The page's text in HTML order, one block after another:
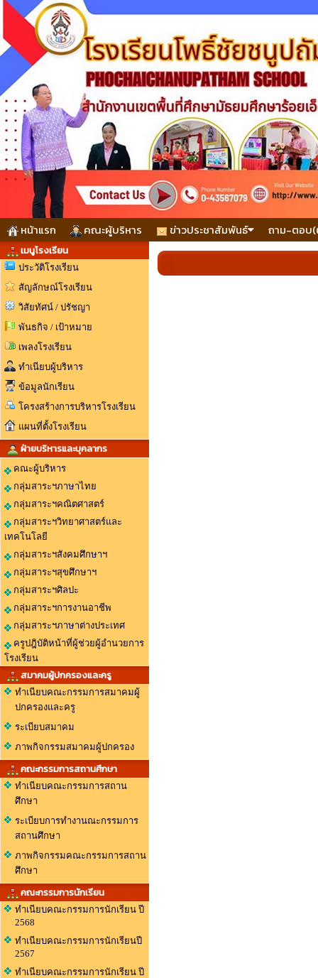
หน้าแรก คณะผู้บริหาร ข่าวประชาสัมพันธ์ ถาม-ตอบ
เมนูโรงเรียน
ประวัติโรงเรียน
สัญลักษณ์โรงเรียน
วิสัยทัศน์ / ปรัชญา
พันธกิจ / เป้าหมาย
เพลงโรงเรียน
ทำเนียบผู้บริหาร
ข้อมูลนักเรียน
โครงสร้างการบริหารโรงเรียน
แผนที่ตั้งโรงเรียน
ฝ่ายบริหารและบุคลากร
คณะผู้บริหาร
กลุ่มสาระฯภาษาไทย
กลุ่มสาระฯคณิตศาสตร์
กลุ่มสาระฯวิทยาศาสตร์และ
เทคโนโลยี
กลุ่มสาระฯสังคมศึกษาฯ
กลุ่มสาระฯสุขศึกษาฯ
กลุ่มสาระฯศิลปะ
กลุ่มสาระฯการงานอาชีพ
กลุ่มสาระฯภาษาต่างประเทศ
ครูปฎิบัติหน้าที่ผู้ช่วยผู้อำนวยการ
โรงเรียน
สมาคมผู้ปกครองและครู
ทำเนียบคณะกรรมการสมาคมผู้
ปกครองและครู
ระเบียบสมาคม
ภาพกิจกรรมสมาคมผู้ปกครอง
คณะกรรมการสถานศึกษา
ทำเนียบคณะกรรมการสถาน
ศึกษา
ระเบียบการทำงานณะกรรมการ
สถานศึกษา
ภาพกิจกรรมคณะกรรมการสถาน
ศึกษา
คณะกรรมการนักเรียน
ทำเนียบคณะกรรมการนักเรียน ปี
2568
ทำเนียบคณะกรรมการนักเรียนปี
2567
ทำเนียบคณะกรรมการนักเรียน ปี